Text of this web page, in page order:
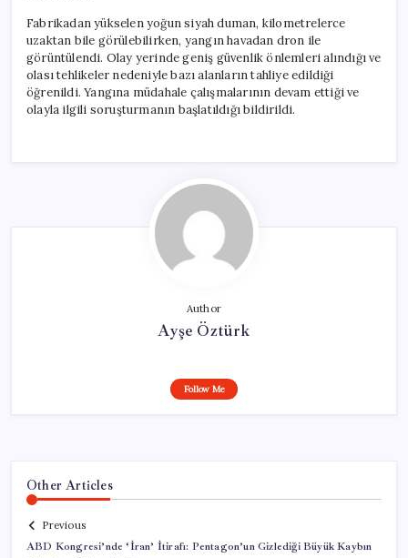
Fabrikadan yükselen yoğun siyah duman, kilometrelerce
uzaktan bile görülebilirken, yangın havadan dron ile
görüntülendi. Olay yerinde geniş güvenlik önlemleri alındığı ve
olası tehlikeler nedeniyle bazı alanların tahliye edildiği
öğrenildi. Yangına müdahale çalışmalarının devam ettiği ve
olayla ilgili soruşturmanın başlatıldığı bildirildi.
Author
Ayşe Öztürk
Follow Me
Other Articles
Previous
ABD Kongresi’nde ‘İran’ İtirafı: Pentagon’un Gizlediği Büyük Kaybın